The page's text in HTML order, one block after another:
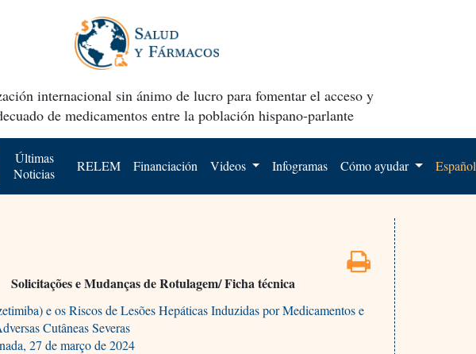
internacional sin ánimo de lucro para fomentar el acceso y
de medicamentos entre la población hispano-parlante
Últimas
Noticias
RELEM Financiación Videos Infogramas Cómo ayudar Español
Solicitações e Mudanças de Rotulagem/ Ficha técnica
e os Riscos de Lesões Hepáticas Induzidas por Medicamentos e
Cutâneas Severas
27 de março de 2024